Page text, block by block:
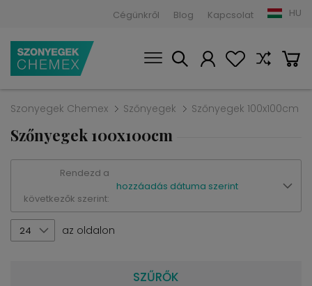
Cégünkről Blog Kapcsolat HU
Szonyegek Chemex Szőnyegek Szőnyegek 100x100cm
Szőnyegek 100x100cm
Rendezd a
következők szerint:
hozzáadás dátuma szerint
24 az oldalon
SZŰRŐK